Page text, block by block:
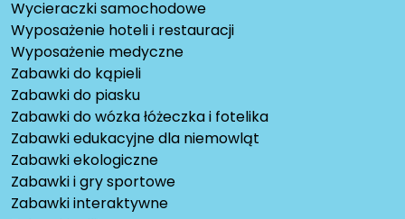
Wycieraczki samochodowe
Wyposażenie hoteli i restauracji
Wyposażenie medyczne
Zabawki do kąpieli
Zabawki do piasku
Zabawki do wózka łóżeczka i fotelika
Zabawki edukacyjne dla niemowląt
Zabawki ekologiczne
Zabawki i gry sportowe
Zabawki interaktywne